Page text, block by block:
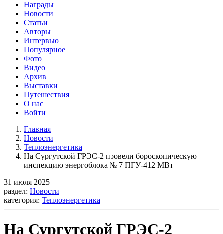
Награды
Новости
Статьи
Авторы
Интервью
Популярное
Фото
Видео
Архив
Выставки
Путешествия
О нас
Войти
Главная
Новости
Теплоэнергетика
На Сургутской ГРЭС-2 провели бороскопическую
инспекцию энергоблока № 7 ПГУ-412 МВт
31 июля 2025
раздел: Новости
категория: Теплоэнергетика
На Сургутской ГРЭС-2